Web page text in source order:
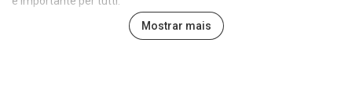
Mostrar mais